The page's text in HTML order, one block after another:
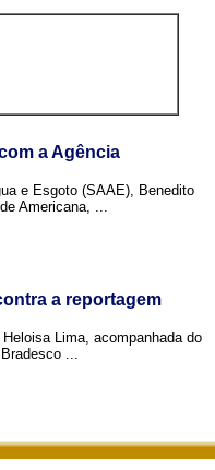
a Agência
e Esgoto (SAAE), Benedito
Americana, ...
a reportagem
Lima, acompanhada do
...